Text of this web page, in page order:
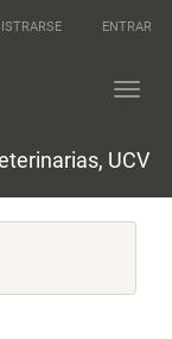
ENTRAR
UCV